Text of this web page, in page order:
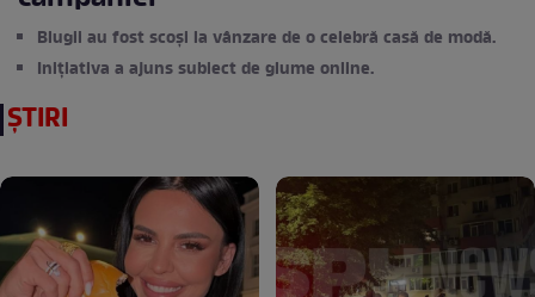
Blugii au fost scoși la vânzare de o celebră casă de modă.
Inițiativa a ajuns subiect de glume online.
ȘTIRI